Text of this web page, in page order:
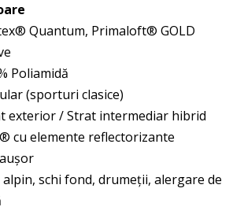
Quantum, Primaloft® GOLD
Poliamidă
(sporturi clasice)
exterior / Strat intermediar hibrid
cu elemente reflectorizante
alpin, schi fond, drumeții, alergare de